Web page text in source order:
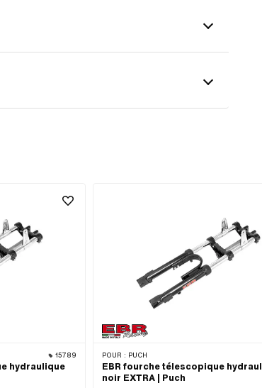
15789
hydraulique
POUR : PUCH
EBR fourche télescopique
noir EXTRA | Puch